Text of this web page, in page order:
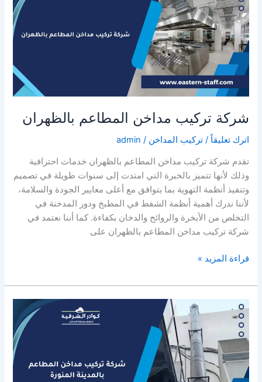
شركة تركيب مداخن المطاعم بالظهران
اترك تعليقاً /تركيب المداخن /
admin
تقدم شركة تركيب مداخن المطاعم بالظهران خدمات احترافية
وذلك لأنها تتميز بالخبرة التي امتدت إلى سنوات طويلة في تصميم
وتنفيذ أنظمة التهوية بما يتوافق مع أعلى معايير الجودة والسلامة،
لأننا ندرك أهمية أنظمة الشفط في المطبخ ودور المدخنة في
التخلص من الأبخرة والروائح والدخان بكفاءة. كما أننا نعتمد في
شركة تركيب مداخن المطاعم بالظهران على
شركة
مداخن
المطاعم
بالظهران
قراءة المزيد »